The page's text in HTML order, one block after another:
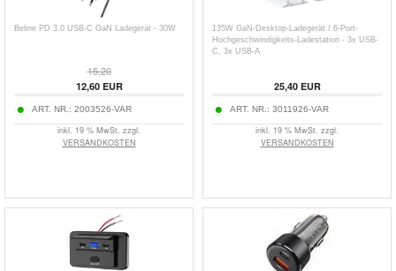
Beline PD 3.0 USB-C GaN Ladegerät - 30W
15,20
12,60EUR
ART. NR.: 2003526-VAR
inkl. 19 % MwSt. zzgl.
VERSANDKOSTEN
135W GaN-Desktop-Ladegerät / 6-Port-
Hochgeschwindigkeits-Ladestation - 3x USB-
C, 3x USB-A
25,40EUR
ART. NR.: 3011926-VAR
inkl. 19 % MwSt. zzgl.
VERSANDKOSTEN